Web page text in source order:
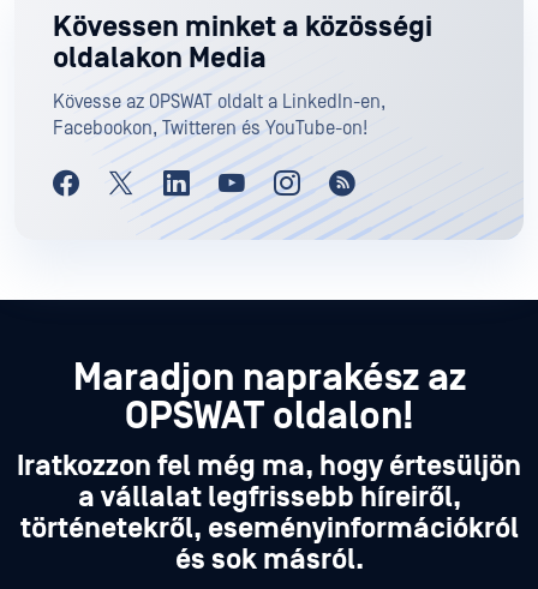
Kövessen minket a közösségi
oldalakon Media
Kövesse az OPSWAT oldalt a LinkedIn-en,
Facebookon, Twitteren és YouTube-on!
Maradjon naprakész az
OPSWAT oldalon!
Iratkozzon fel még ma, hogy értesüljön
a vállalat legfrissebb híreiről,
történetekről, eseményinformációkról
és sok másról.